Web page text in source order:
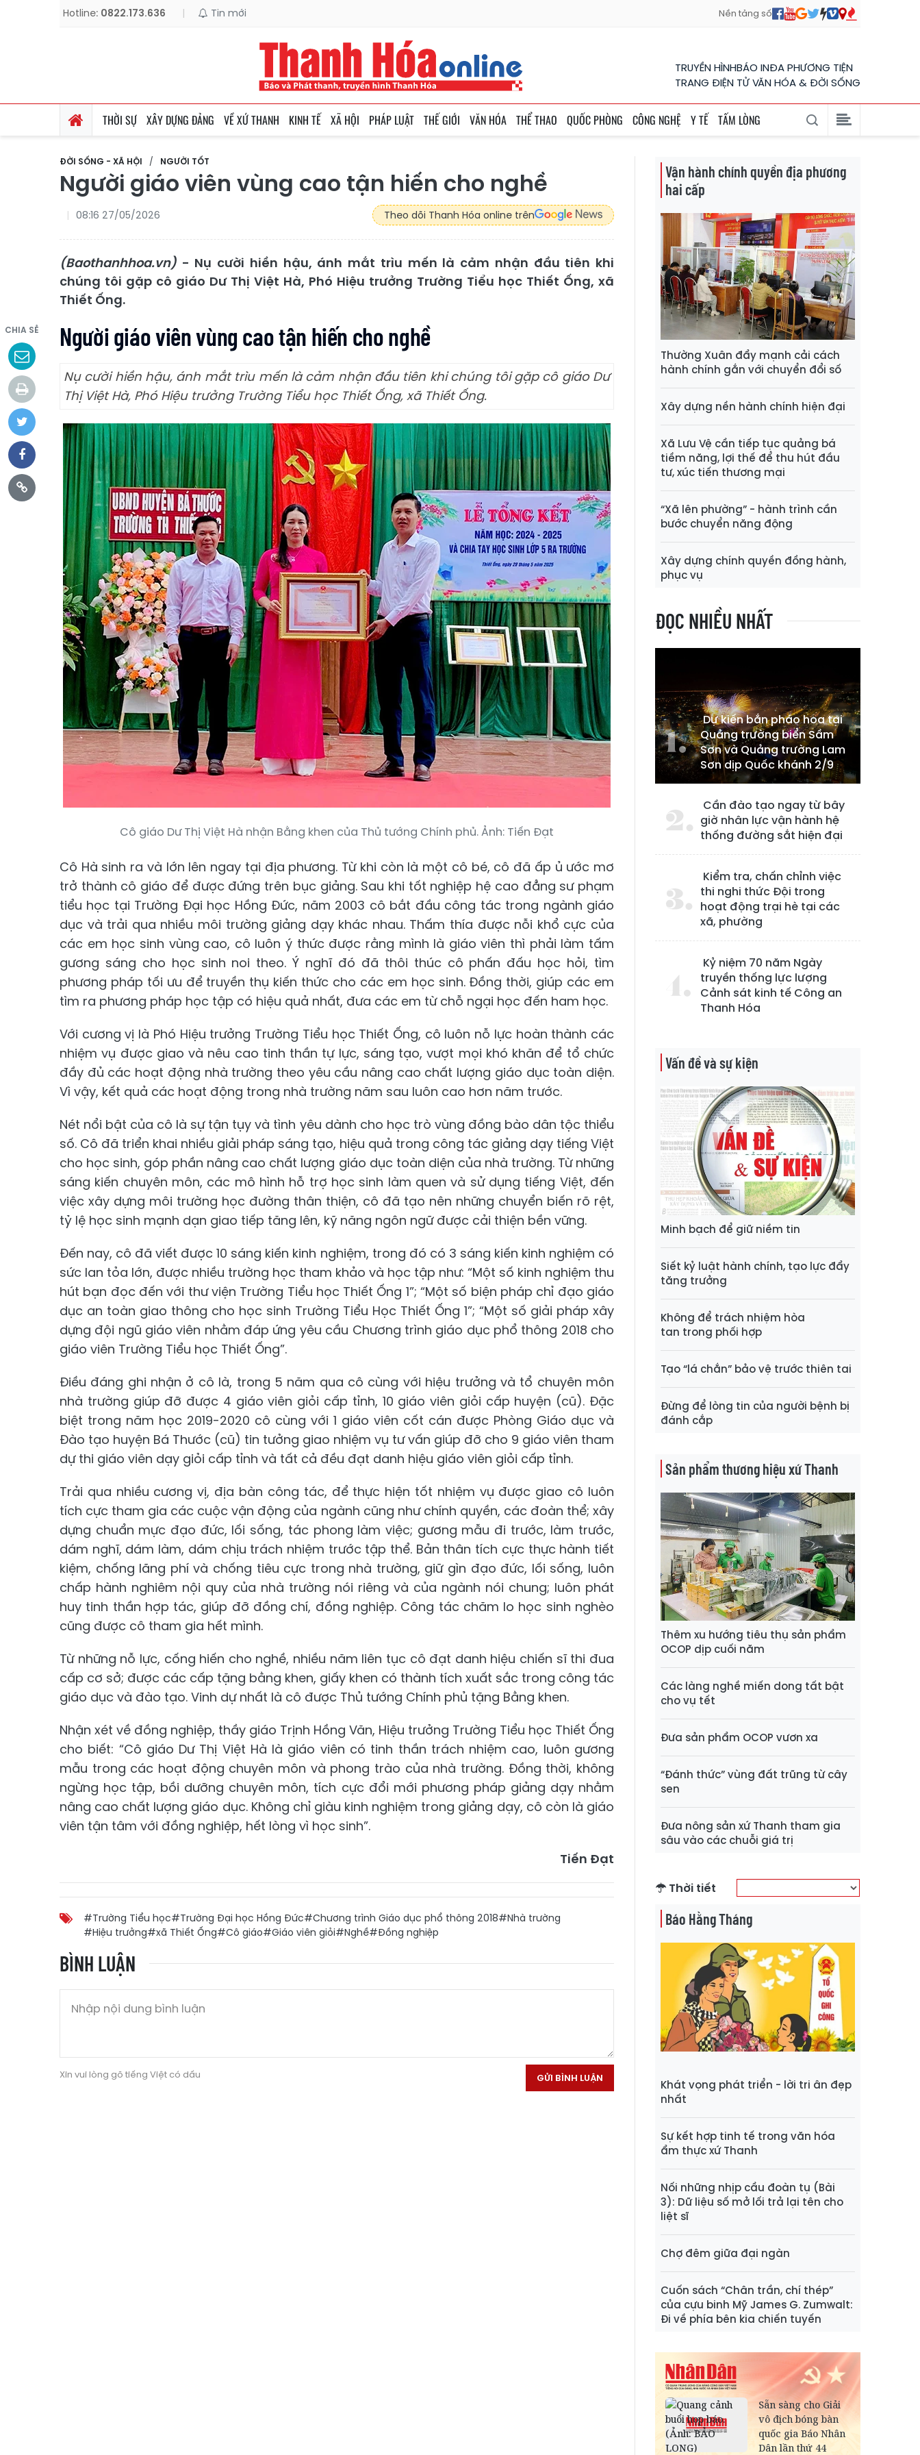
Hotline: 0822.173.636 | Tin mới Nền tảng số
TRUYỀN HÌNHBÁO INĐA PHƯƠNG TIỆN
TRANG ĐIỆN TỬ VĂN HÓA & ĐỜI SỐNG
THỜI SỰ XÂY DỰNG ĐẢNG VỀ XỨ THANH KINH TẾ XÃ HỘI PHÁP LUẬT THẾ GIỚI VĂN HÓA THỂ THAO QUỐC PHÒNG CÔNG NGHỆ Y TẾ TẤM LÒNG
ĐỜI SỐNG - XÃ HỘI NGƯỜI TỐT
Người giáo viên vùng cao tận hiến cho nghề
08:16 27/05/2026 Theo dõi Thanh Hóa online trên
(Baothanhhoa.vn) - Nụ cười hiền hậu, ánh mắt trìu mến là cảm nhận đầu tiên khi
chúng tôi gặp cô giáo Dư Thị Việt Hà, Phó Hiệu trưởng Trường Tiểu học Thiết Ống, xã
Thiết Ống.
CHIA SẺ Người giáo viên vùng cao tận hiến cho nghề
Nụ cười hiền hậu, ánh mắt trìu mến là cảm nhận đầu tiên khi chúng tôi gặp cô giáo Dư
Thị Việt Hà, Phó Hiệu trưởng Trường Tiểu học Thiết Ống, xã Thiết Ống.
Cô giáo Dư Thị Việt Hà nhận Bằng khen của Thủ tướng Chính phủ. Ảnh: Tiến Đạt
Cô Hà sinh ra và lớn lên ngay tại địa phương. Từ khi còn là một cô bé, cô đã ấp ủ ước mơ
trở thành cô giáo để được đứng trên bục giảng. Sau khi tốt nghiệp hệ cao đẳng sư phạm
tiểu học tại Trường Đại học Hồng Đức, năm 2003 cô bắt đầu công tác trong ngành giáo
dục và trải qua nhiều môi trường giảng dạy khác nhau. Thấm thía được nỗi khổ cực của
các em học sinh vùng cao, cô luôn ý thức được rằng mình là giáo viên thì phải làm tấm
gương sáng cho học sinh noi theo. Ý nghĩ đó đã thôi thúc cô phấn đấu học hỏi, tìm
phương pháp tối ưu để truyền thụ kiến thức cho các em học sinh. Đồng thời, giúp các em
tìm ra phương pháp học tập có hiệu quả nhất, đưa các em từ chỗ ngại học đến ham học.
Với cương vị là Phó Hiệu trưởng Trường Tiểu học Thiết Ống, cô luôn nỗ lực hoàn thành các
nhiệm vụ được giao và nêu cao tinh thần tự lực, sáng tạo, vượt mọi khó khăn để tổ chức
đầy đủ các hoạt động nhà trường theo yêu cầu nâng cao chất lượng giáo dục toàn diện.
Vì vậy, kết quả các hoạt động trong nhà trường năm sau luôn cao hơn năm trước.
Nét nổi bật của cô là sự tận tụy và tình yêu dành cho học trò vùng đồng bào dân tộc thiểu
số. Cô đã triển khai nhiều giải pháp sáng tạo, hiệu quả trong công tác giảng dạy tiếng Việt
cho học sinh, góp phần nâng cao chất lượng giáo dục toàn diện của nhà trường. Từ những
sáng kiến chuyên môn, các mô hình hỗ trợ học sinh làm quen và sử dụng tiếng Việt, đến
việc xây dựng môi trường học đường thân thiện, cô đã tạo nên những chuyển biến rõ rệt,
tỷ lệ học sinh mạnh dạn giao tiếp tăng lên, kỹ năng ngôn ngữ được cải thiện bền vững.
Đến nay, cô đã viết được 10 sáng kiến kinh nghiệm, trong đó có 3 sáng kiến kinh nghiệm có
sức lan tỏa lớn, được nhiều trường học tham khảo và học tập như: “Một số kinh nghiệm thu
hút bạn đọc đến với thư viện Trường Tiểu học Thiết Ống 1”; “Một số biện pháp chỉ đạo giáo
dục an toàn giao thông cho học sinh Trường Tiểu Học Thiết Ống 1”; “Một số giải pháp xây
dựng đội ngũ giáo viên nhằm đáp ứng yêu cầu Chương trình giáo dục phổ thông 2018 cho
giáo viên Trường Tiểu học Thiết Ống”.
Điều đáng ghi nhận ở cô là, trong 5 năm qua cô cùng với hiệu trưởng và tổ chuyên môn
nhà trường giúp đỡ được 4 giáo viên giỏi cấp tỉnh, 10 giáo viên giỏi cấp huyện (cũ). Đặc
biệt trong năm học 2019-2020 cô cùng với 1 giáo viên cốt cán được Phòng Giáo dục và
Đào tạo huyện Bá Thước (cũ) tin tưởng giao nhiệm vụ tư vấn giúp đỡ cho 9 giáo viên tham
dự thi giáo viên dạy giỏi cấp tỉnh và tất cả đều đạt danh hiệu giáo viên giỏi cấp tỉnh.
Trải qua nhiều cương vị, địa bàn công tác, để thực hiện tốt nhiệm vụ được giao cô luôn
tích cực tham gia các cuộc vận động của ngành cũng như chính quyền, các đoàn thể; xây
dựng chuẩn mực đạo đức, lối sống, tác phong làm việc; gương mẫu đi trước, làm trước,
dám nghĩ, dám làm, dám chịu trách nhiệm trước tập thể. Bản thân tích cực thực hành tiết
kiệm, chống lãng phí và chống tiêu cực trong nhà trường, giữ gìn đạo đức, lối sống, luôn
chấp hành nghiêm nội quy của nhà trường nói riêng và của ngành nói chung; luôn phát
huy tinh thần hợp tác, giúp đỡ đồng chí, đồng nghiệp. Công tác chăm lo học sinh nghèo
cũng được cô tham gia hết mình.
Từ những nỗ lực, cống hiến cho nghề, nhiều năm liên tục cô đạt danh hiệu chiến sĩ thi đua
cấp cơ sở; được các cấp tặng bằng khen, giấy khen có thành tích xuất sắc trong công tác
giáo dục và đào tạo. Vinh dự nhất là cô được Thủ tướng Chính phủ tặng Bằng khen.
Nhận xét về đồng nghiệp, thầy giáo Trịnh Hồng Văn, Hiệu trưởng Trường Tiểu học Thiết Ống
cho biết: “Cô giáo Dư Thị Việt Hà là giáo viên có tinh thần trách nhiệm cao, luôn gương
mẫu trong các hoạt động chuyên môn và phong trào của nhà trường. Đồng thời, không
ngừng học tập, bồi dưỡng chuyên môn, tích cực đổi mới phương pháp giảng dạy nhằm
nâng cao chất lượng giáo dục. Không chỉ giàu kinh nghiệm trong giảng dạy, cô còn là giáo
viên tận tâm với đồng nghiệp, hết lòng vì học sinh”.
Tiến Đạt
#Trường Tiểu học#Trường Đại học Hồng Đức#Chương trình Giáo dục phổ thông 2018#Nhà trường
#Hiệu trưởng#xã Thiết Ống#Cô giáo#Giáo viên giỏi#Nghề#Đồng nghiệp
BÌNH LUẬN
Xin vui lòng gõ tiếng Việt có dấu GỬI BÌNH LUẬN
Vận hành chính quyền địa phương
hai cấp
Thường Xuân đẩy mạnh cải cách
hành chính gắn với chuyển đổi số
Xây dựng nền hành chính hiện đại
Xã Lưu Vệ cần tiếp tục quảng bá
tiềm năng, lợi thế để thu hút đầu
tư, xúc tiến thương mại
“Xã lên phường” - hành trình cần
bước chuyển năng động
Xây dựng chính quyền đồng hành,
phục vụ
ĐỌC NHIỀU NHẤT
Dự kiến bắn pháo hoa tại
Quảng trường biển Sầm
Sơn và Quảng trường Lam
Sơn dịp Quốc khánh 2/9
Cần đào tạo ngay từ bây
giờ nhân lực vận hành hệ
thống đường sắt hiện đại
Kiểm tra, chấn chỉnh việc
thi nghi thức Đội trong
hoạt động trại hè tại các
xã, phường
Kỷ niệm 70 năm Ngày
truyền thống lực lượng
Cảnh sát kinh tế Công an
Thanh Hóa
Vấn đề và sự kiện
Minh bạch để giữ niềm tin
Siết kỷ luật hành chính, tạo lực đẩy
tăng trưởng
Không để trách nhiệm hòa
tan trong phối hợp
Tạo “lá chắn” bảo vệ trước thiên tai
Đừng để lòng tin của người bệnh bị
đánh cắp
Sản phẩm thương hiệu xứ Thanh
Thêm xu hướng tiêu thụ sản phẩm
OCOP dịp cuối năm
Các làng nghề miến dong tất bật
cho vụ tết
Đưa sản phẩm OCOP vươn xa
“Đánh thức” vùng đất trũng từ cây
sen
Đưa nông sản xứ Thanh tham gia
sâu vào các chuỗi giá trị
Thời tiết
Báo Hằng Tháng
Khát vọng phát triển - lời tri ân đẹp
nhất
Sự kết hợp tinh tế trong văn hóa
ẩm thực xứ Thanh
Nối những nhịp cầu đoàn tụ (Bài
3): Dữ liệu số mở lối trả lại tên cho
liệt sĩ
Chợ đêm giữa đại ngàn
Cuốn sách “Chân trần, chí thép”
của cựu binh Mỹ James G. Zumwalt:
Đi về phía bên kia chiến tuyến